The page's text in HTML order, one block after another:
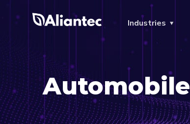
Industries
Automobile